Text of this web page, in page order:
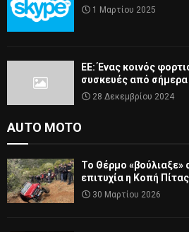
1 Μαρτίου 2025
ΕΕ: Ένας κοινός
συσκευές από σήμερα
28 Δεκεμβρίου 2024
AUTO MOTO
Το Θέρμο «βούλιαξε»
επιτυχία η Κοπή
30 Μαρτίου 2026